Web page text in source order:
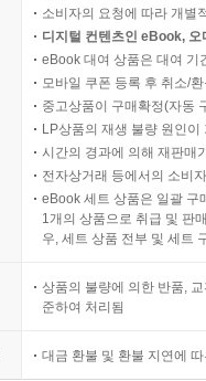
소비자의 요청에 따라 개별
디지털 컨텐츠인 eBook,
eBook 대여 상품은 대여 기
모바일 쿠폰 등록 후 취소/
중고상품이 구매확정(자동
LP상품의 재생 불량 원인
시간의 경과에 의해 재판매
전자상거래 등에서의 소비
eBook 세트 상품은 일괄 구
1개의 상품으로 취급 및 판
우, 세트 상품 전부 및 세트
상품의 불량에 의한 반품,
준하여 처리됨
대금 환불 및 환불 지연에